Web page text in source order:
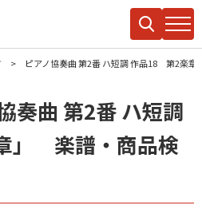
ピアノ協奏曲 第2番 ハ短調 作品18 第2楽章
奏曲 第2番 ハ短調
」 楽譜・商品検